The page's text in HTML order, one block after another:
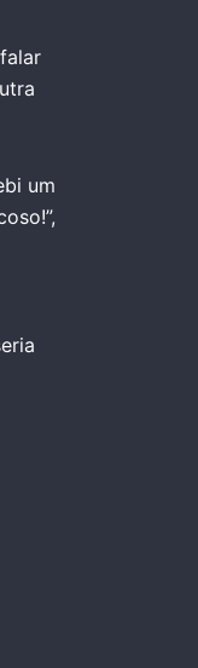
um